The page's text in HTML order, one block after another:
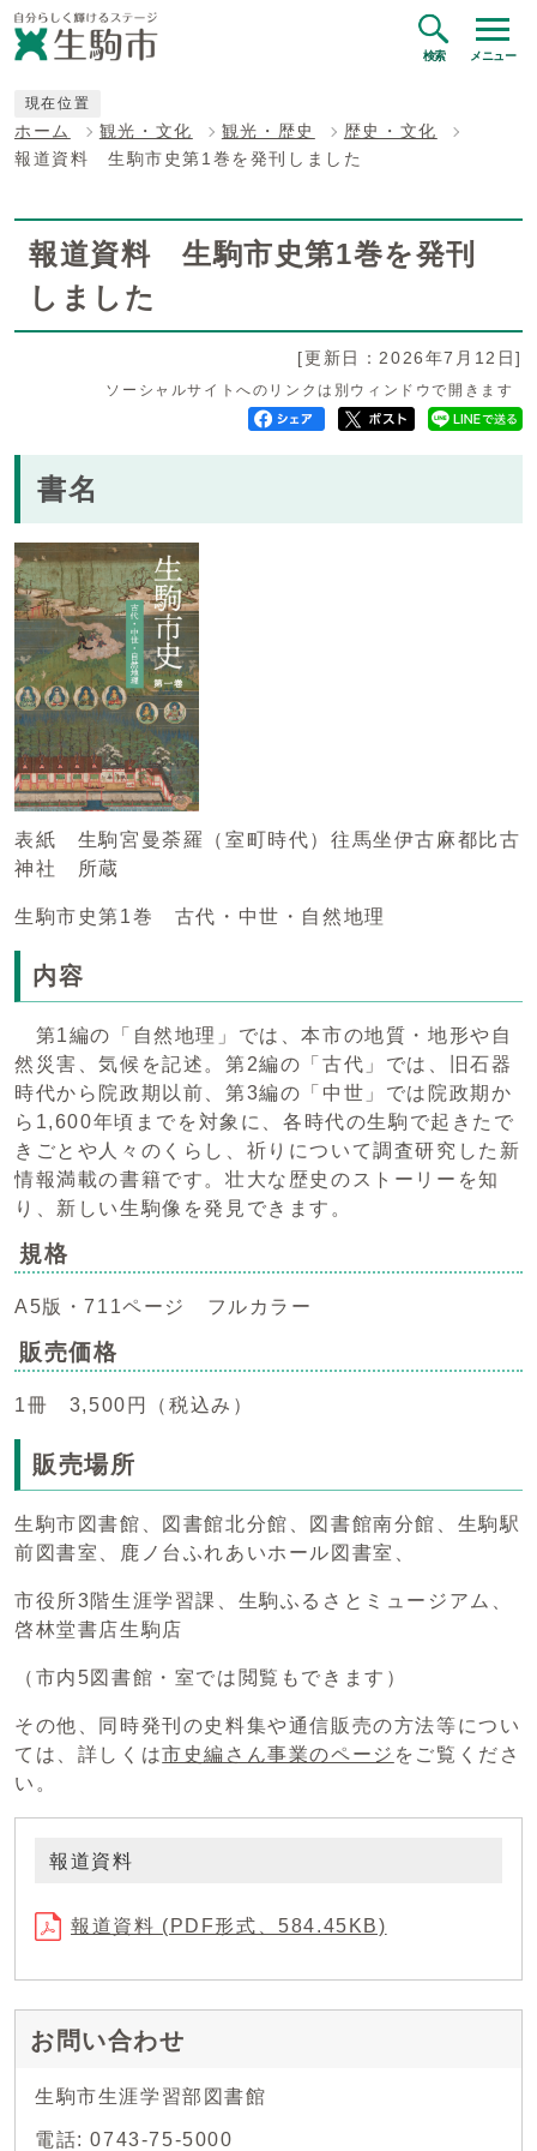
検索 メニュー
現在位置
ホーム 観光・文化 観光・歴史
歴史・文化
報道資料 生駒市史第1巻を発刊しました
報道資料 生駒市史第1巻を発刊
しました
[更新日：2026年7月12日]
ソーシャルサイトへのリンクは別ウィンドウで開きます
書名
表紙 生駒宮曼荼羅（室町時代）往馬坐伊古麻都比古
神社 所蔵
生駒市史第1巻 古代・中世・自然地理
内容
第1編の「自然地理」では、本市の地質・地形や自
然災害、気候を記述。第2編の「古代」では、旧石器
時代から院政期以前、第3編の「中世」では院政期か
ら1,600年頃までを対象に、各時代の生駒で起きたで
きごとや人々のくらし、祈りについて調査研究した新
情報満載の書籍です。壮大な歴史のストーリーを知
り、新しい生駒像を発見できます。
規格
A5版・711ページ フルカラー
販売価格
1冊 3,500円（税込み）
販売場所
生駒市図書館、図書館北分館、図書館南分館、生駒駅
前図書室、鹿ノ台ふれあいホール図書室、
市役所3階生涯学習課、生駒ふるさとミュージアム、
啓林堂書店生駒店
（市内5図書館・室では閲覧もできます）
その他、同時発刊の史料集や通信販売の方法等につい
ては、詳しくは市史編さん事業のページ をご覧くださ
い。
報道資料
報道資料 (PDF形式、584.45KB)
お問い合わせ
生駒市生涯学習部図書館
電話: 0743-75-5000